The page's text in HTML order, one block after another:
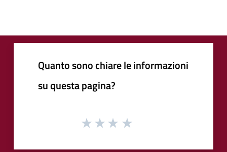
Quanto sono chiare le informazioni
su questa pagina?